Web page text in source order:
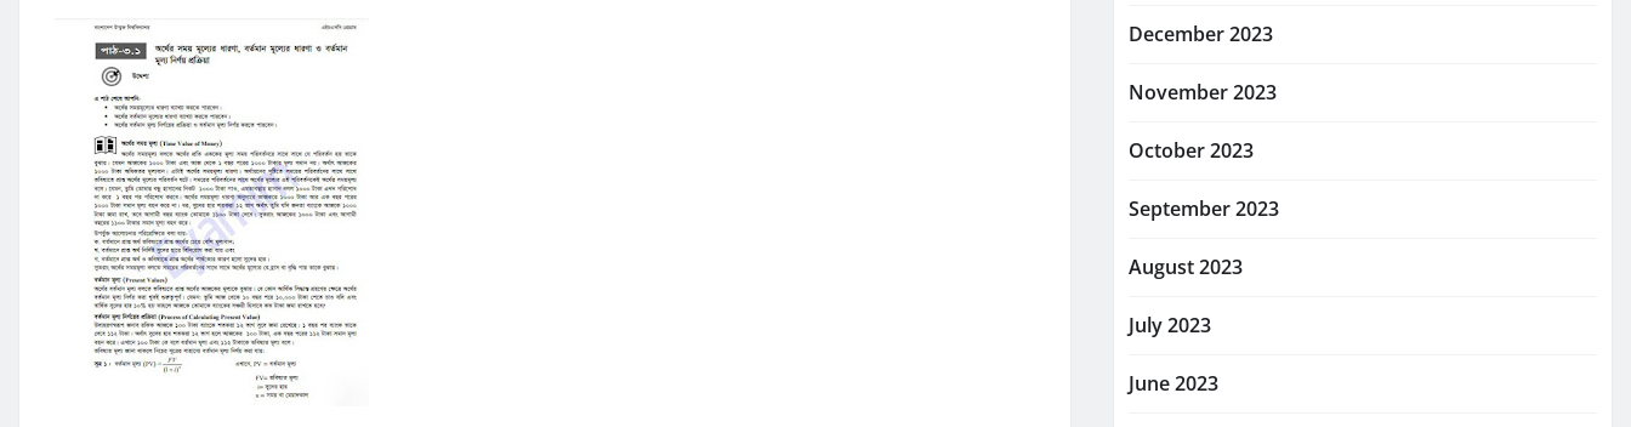
December 2023
November 2023
October 2023
September 2023
August 2023
July 2023
June 2023